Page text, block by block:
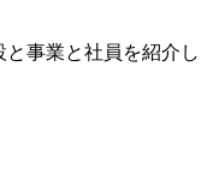
事業と社員を紹介し